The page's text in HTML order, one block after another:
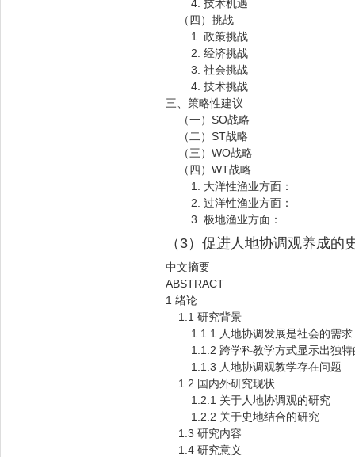
4. 技术机遇
（四）挑战
1. 政策挑战
2. 经济挑战
3. 社会挑战
4. 技术挑战
三、策略性建议
（一）SO战略
（二）ST战略
（三）WO战略
（四）WT战略
1. 大洋性渔业方面：
2. 过洋性渔业方面：
3. 极地渔业方面：
（3）促进人地协调观养成
中文摘要
ABSTRACT
1 绪论
1.1 研究背景
1.1.1 人地协调发展是社会的需求
1.1.2 跨学科教学方式显示出独特
1.1.3 人地协调观教学存在问题
1.2 国内外研究现状
1.2.1 关于人地协调观的研究
1.2.2 关于史地结合的研究
1.3 研究内容
1.4 研究意义